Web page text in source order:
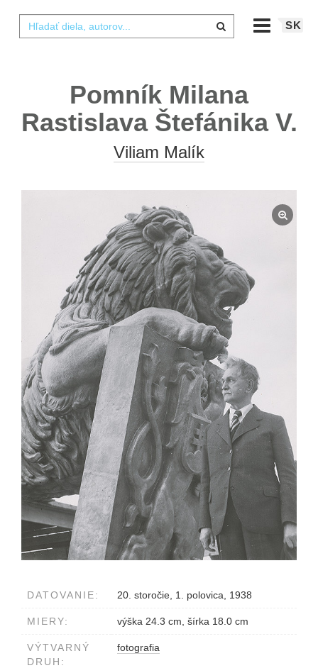
SK
Pomník Milana
Rastislava Štefánika V.
Viliam Malík
DATOVANIE: 20. storočie, 1. polovica, 1938
MIERY: výška 24.3 cm, šírka 18.0 cm
VÝTVARNÝ
DRUH:
fotografia